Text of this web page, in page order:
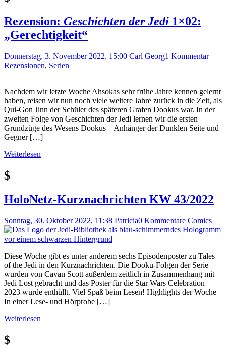
Rezension: Geschichten der Jedi 1×02:
„Gerechtigkeit“
Donnerstag, 3. November 2022, 15:00 Carl Georg1 Kommentar
Rezensionen, Serien
Nachdem wir letzte Woche Ahsokas sehr frühe Jahre kennen gelernt
haben, reisen wir nun noch viele weitere Jahre zurück in die Zeit, als
Qui-Gon Jinn der Schüler des späteren Grafen Dookus war. In der
zweiten Folge von Geschichten der Jedi lernen wir die ersten
Grundzüge des Wesens Dookus – Anhänger der Dunklen Seite und
Gegner […]
Weiterlesen
$
HoloNetz-Kurznachrichten KW 43/2022
Sonntag, 30. Oktober 2022, 11:38 Patricia0 Kommentare Comics
Diese Woche gibt es unter anderem sechs Episodenposter zu Tales
of the Jedi in den Kurznachrichten. Die Dooku-Folgen der Serie
wurden von Cavan Scott außerdem zeitlich in Zusammenhang mit
Jedi Lost gebracht und das Poster für die Star Wars Celebration
2023 wurde enthüllt. Viel Spaß beim Lesen! Highlights der Woche
In einer Lese- und Hörprobe […]
Weiterlesen
$